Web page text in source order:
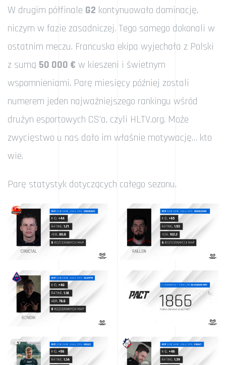
W drugim półfinale G2 kontynuowało dominację,
niczym w fazie zasadniczej. Tego samego dokonali w
ostatnim meczu. Francuska ekipa wyjechała z Polski
z sumą 50 000 € w kieszeni i świetnym
wspomnieniami. Parę miesięcy później zostali
numerem jeden najważniejszego rankingu wśród
drużyn esportowych CS’a, czyli HLTV.org. Może
zwycięstwo u nas dało im właśnie motywację… kto
wie.
Parę statystyk dotyczących całego sezonu.